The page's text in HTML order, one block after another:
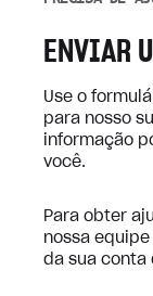
ENVIAR
Use o
para nosso
informação
você.
Para obter
nossa
da sua conta